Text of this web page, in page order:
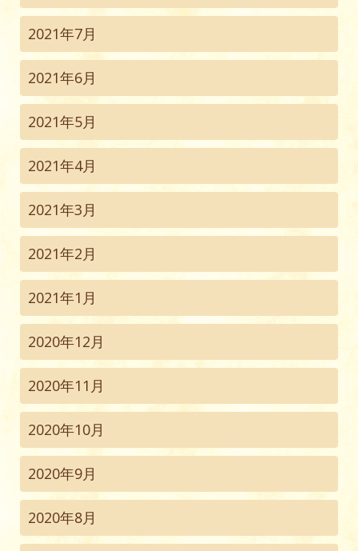
2021年7月
2021年6月
2021年5月
2021年4月
2021年3月
2021年2月
2021年1月
2020年12月
2020年11月
2020年10月
2020年9月
2020年8月